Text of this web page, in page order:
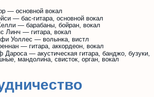
— основной вокал
— бас-гитара, основной вокал
— барабаны, бойран, вокал
Линч — гитара, вокал
Уоллес — волынка, вистл
— гитара, аккордеон, вокал
— акустическая гитара, банджо, бузуки,
мандолина, свисток, орган, вокал